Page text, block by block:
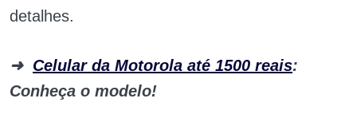
detalhes.
➜ Celular da Motorola até 1500 reais:
Conheça o modelo!